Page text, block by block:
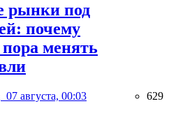
рынки под
почему
менять
07 августа, 00:03 629